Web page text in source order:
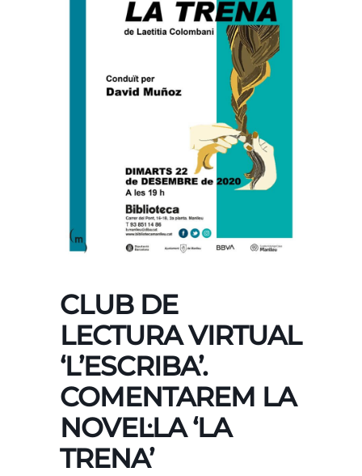
CLUB DE
LECTURA VIRTUAL
‘L’ESCRIBA’.
COMENTAREM LA
NOVEL·LA ‘LA
TRENA’